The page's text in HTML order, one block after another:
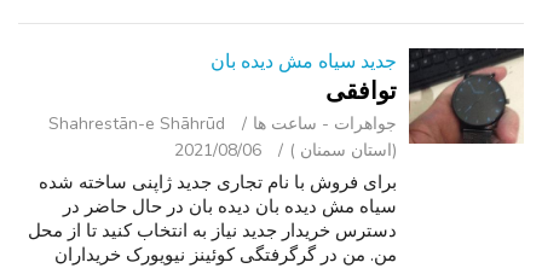
جدید سیاه مش دیده بان
توافقی
جواهرات - ساعت ‌ها
Shahrestān-e Shāhrūd
(استان سمنان )
2021/08/06
برای فروش با نام تجاری جدید ژاپنی ساخته شده
سیاه مش دیده بان دیده بان در حال حاضر در
دسترس خریدار جدید نیاز به انتخاب کنید تا از محل
من. من در گرگرفتگی کوئینز نیویورک خریداران